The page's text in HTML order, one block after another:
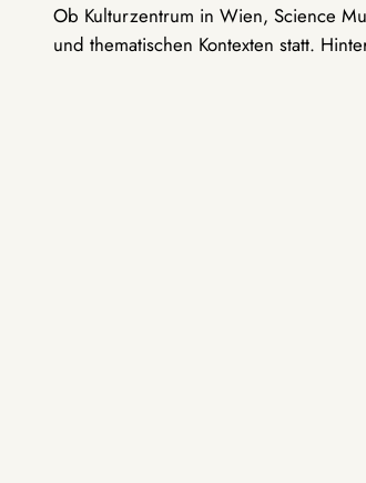
Ob Kulturzentrum in Wien, Science
und thematischen Kontexten statt.